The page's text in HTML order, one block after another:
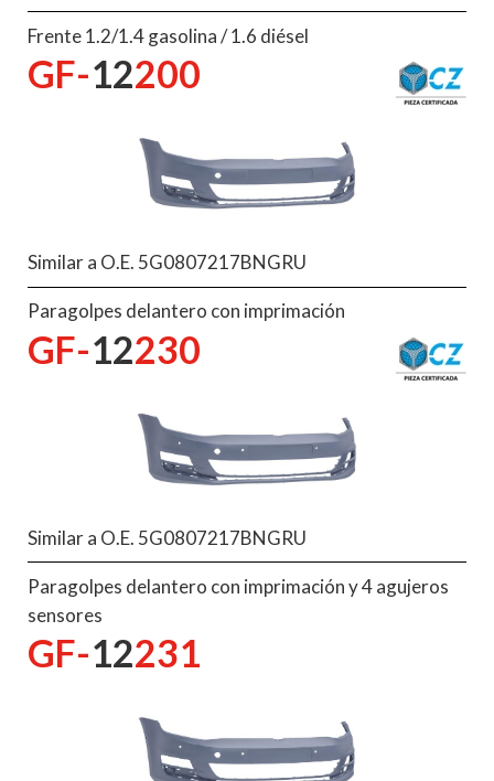
Frente 1.2/1.4 gasolina / 1.6 diésel
GF-12200
Similar a O.E. 5G0807217BNGRU
Paragolpes delantero con imprimación
GF-12230
Similar a O.E. 5G0807217BNGRU
Paragolpes delantero con imprimación y 4 agujeros
sensores
GF-12231